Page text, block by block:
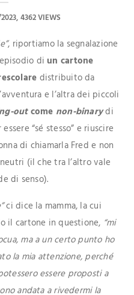
4362 VIEWS
, riportiamo la segnalazione
diun cartone
distribuito da
e l’altra dei piccoli
outcome non-binarydi
“sé stesso” e riuscire
di chiamarla Fred e non
(il che tra l’altro vale
di senso).
ci dice la mamma, la cui
il cartone in questione, “mi
ma a un certo punto ho
la mia attenzione, perché
essere proposti a
andata a rivedermi la